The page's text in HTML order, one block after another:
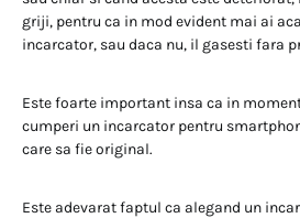
griji, pentru ca in mod evident mai ai
incarcator, sau daca nu, il gasesti fara
Este foarte important insa ca in
cumperi un incarcator pentru
care sa fie original.
Este adevarat faptul ca alegand un